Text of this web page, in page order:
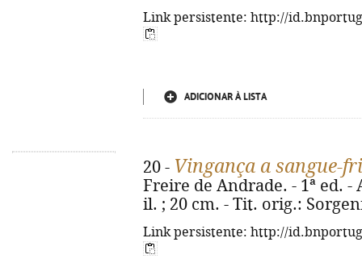
Link persistente: http://
ADICIONAR À LISTA
20 - Vingança a sangue-
Freire de Andrade. - 1ª ed. -
il. ; 20 cm. - Tit. orig.:
Link persistente: http://